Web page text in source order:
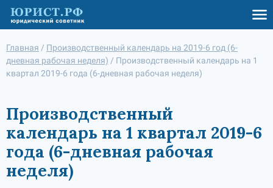
Главная / Производственный календарь на 2019-6 год (6-
дневная рабочая неделя) / Производственный календарь на 1
квартал 2019-6 года (6-дневная рабочая неделя)
Производственный
календарь на 1 квартал 2019-6
года (6-дневная рабочая
неделя)